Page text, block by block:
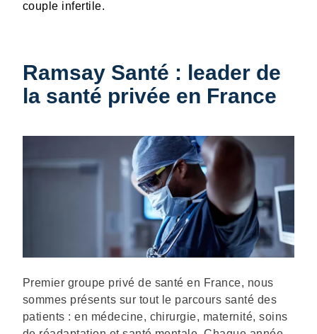
couple infertile.
Ramsay Santé : leader de
la santé privée en France
Description
Premier groupe privé de santé en France, nous
sommes présents sur tout le parcours santé des
patients : en médecine, chirurgie, maternité, soins